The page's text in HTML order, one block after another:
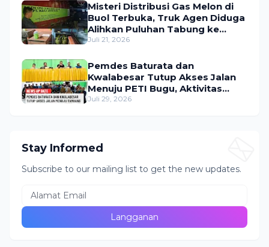
Misteri Distribusi Gas Melon di
Buol Terbuka, Truk Agen Diduga
Alihkan Puluhan Tabung ke
Lokasi Tak Resmi
Juli 21, 2026
Pemdes Baturata dan
Kwalabesar Tutup Akses Jalan
Menuju PETI Bugu, Aktivitas
Tambang Diduga Masih
Juli 29, 2026
Stay Informed
Subscribe to our mailing list to get the new updates.